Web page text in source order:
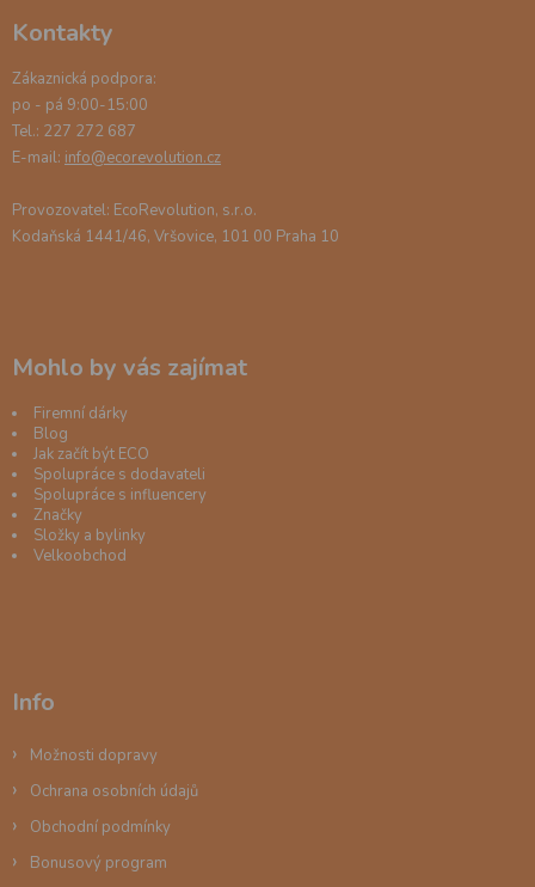
Kontakty
Zákaznická podpora:
po - pá 9:00-15:00
Tel.: 227 272 687
E-mail: info@ecorevolution.cz
Provozovatel: EcoRevolution, s.r.o.
Kodaňská 1441/46, Vršovice, 101 00 Praha 10
Mohlo by vás zajímat
Firemní dárky
Blog
Jak začít být ECO
Spolupráce s dodavateli
Spolupráce s influencery
Značky
Složky a bylinky
Velkoobchod
Info
Možnosti dopravy
Ochrana osobních údajů
Obchodní podmínky
Bonusový program